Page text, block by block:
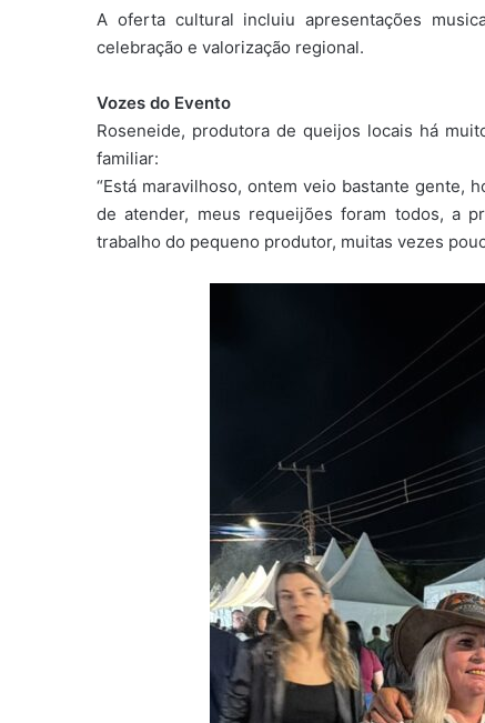
A oferta cultural incluiu apresentações
celebração e valorização regional.
Vozes do Evento
Roseneide, produtora de queijos locais há
familiar:
“Está maravilhoso, ontem veio bastante gente,
de atender, meus requeijões foram todos, a
trabalho do pequeno produtor, muitas vezes